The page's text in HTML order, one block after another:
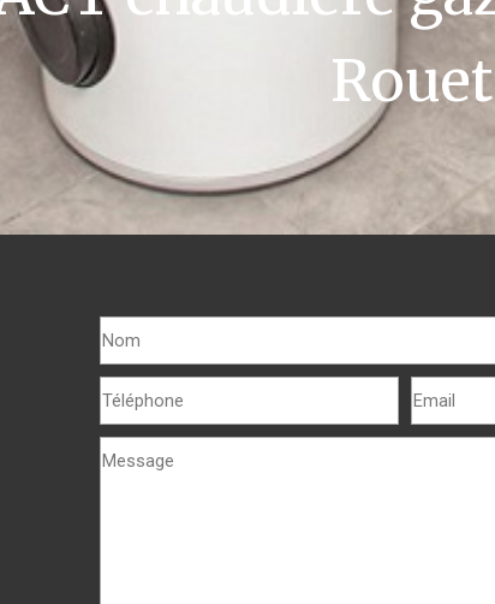
Rouet